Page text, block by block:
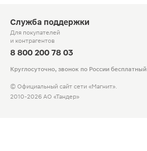
Служба поддержки
Для покупателей
и контрагентов
8 800 200 78 03
Круглосуточно, звонок по России бесплатный
© Официальный сайт сети «Магнит».
2010-2026 АО «Тандер»